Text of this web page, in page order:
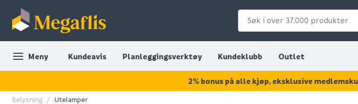
Meny Kundeavis Planleggingsverktøy Kundeklubb Outlet
Belysning Utelamper
2% bonus på alle kjøp, eksklusive